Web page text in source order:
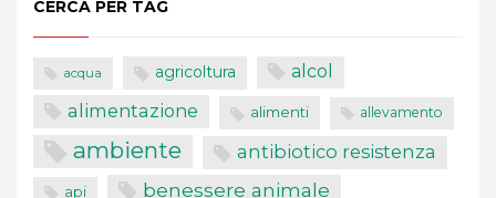
CERCA PER TAG
acqua agricoltura alcol
alimentazione alimenti allevamento
ambiente antibiotico resistenza
api benessere animale